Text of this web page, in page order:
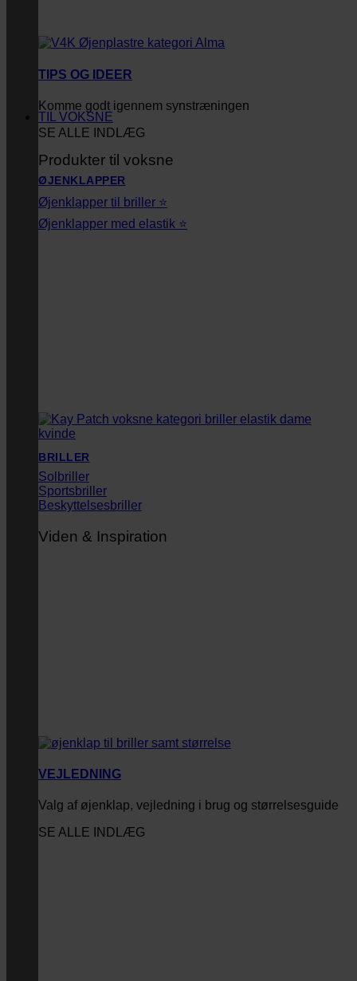
TIPS OG IDEER
Komme godt igennem synstræningen
SE ALLE INDLÆG
TIL VOKSNE
Produkter til voksne
ØJENKLAPPER
Øjenklapper til briller ⭐
Øjenklapper med elastik ⭐
BRILLER
Solbriller
Sportsbriller
Beskyttelsesbriller
Viden & Inspiration
VEJLEDNING
Valg af øjenklap, vejledning i brug og størrelsesguide
SE ALLE INDLÆG